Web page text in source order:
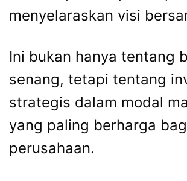
menyelaraskan visi
Ini bukan hanya tentang
senang, tetapi tentang
strategis dalam modal
yang paling berharga
perusahaan.